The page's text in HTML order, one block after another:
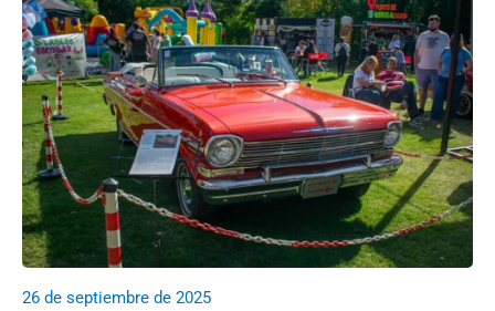
26 de septiembre de 2025